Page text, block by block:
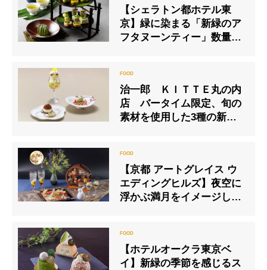
【シェラトン都ホテル東
京】緑に染まる「新緑のア
フタヌーンティー」数量限
治一郎 ＫＩＴＴＥ丸の内
店 バータイム限定、旬の
素材を使用した3種の新作
り販売
【京都 アートグレイス ウ
エディングヒルズ】夜空に
浮かぶ満月をイメージした
タヌーンティー』
【ホテルオークラ東京ベ
イ】新緑の季節を感じるス